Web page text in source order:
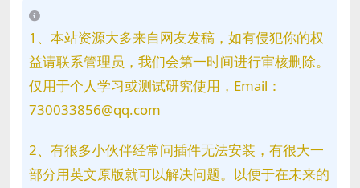
1、本站资源大多来自网友发稿，如有侵犯你的权
益请联系管理员，我们会第一时间进行审核删除。
仅用于个人学习或测试研究使用，Email：
730033856@qq.com
2、有很多小伙伴经常问插件无法安装，有很大一
部分用英文原版就可以解决问题。以便于在未来的